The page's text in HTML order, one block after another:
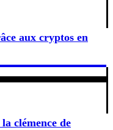
aux cryptos en
clémence de